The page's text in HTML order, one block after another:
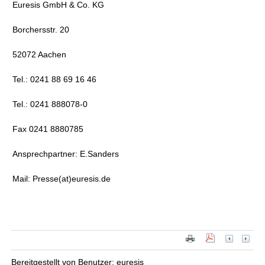
Euresis GmbH & Co. KG
Borchersstr. 20
52072 Aachen
Tel.: 0241 88 69 16 46
Tel.: 0241 888078-0
Fax 0241 8880785
Ansprechpartner: E.Sanders
Mail: Presse(at)euresis.de
Bereitgestellt von Benutzer: euresis